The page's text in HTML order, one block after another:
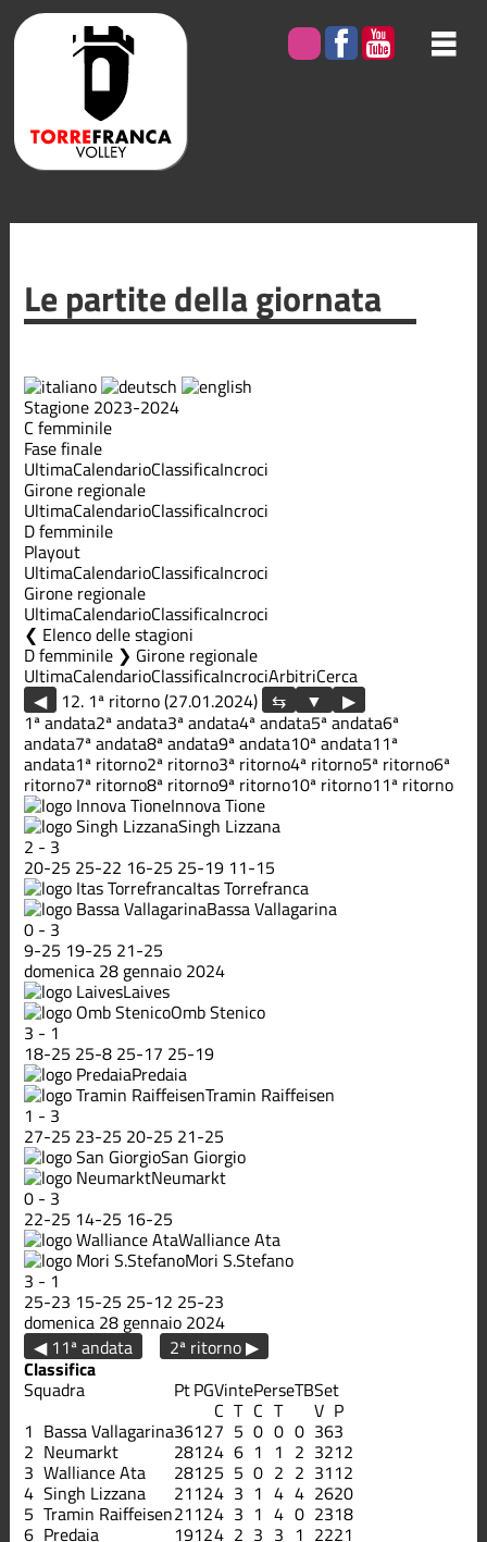
Le partite della giornata
Stagione 2023-2024
C femminile
Fase finale
UltimaCalendarioClassificaIncroci
Girone regionale
UltimaCalendarioClassificaIncroci
D femminile
Playout
UltimaCalendarioClassificaIncroci
Girone regionale
UltimaCalendarioClassificaIncroci
Elenco delle stagioni
D femminile ❯ Girone regionale
UltimaCalendarioClassificaIncrociArbitriCerca
◀
12. 1ª ritorno (27.01.2024)
▶
1ª andata2ª andata3ª andata4ª andata5ª andata6ª
andata7ª andata8ª andata9ª andata10ª andata11ª
andata1ª ritorno2ª ritorno3ª ritorno4ª ritorno5ª ritorno6ª
ritorno7ª ritorno8ª ritorno9ª ritorno10ª ritorno11ª ritorno
Innova Tione
Singh Lizzana
2 - 3
20-25 25-22 16-25 25-19 11-15
Itas Torrefranca
Bassa Vallagarina
0 - 3
9-25 19-25 21-25
domenica 28 gennaio 2024
Laives
Omb Stenico
3 - 1
18-25 25-8 25-17 25-19
Predaia
Tramin Raiffeisen
1 - 3
27-25 23-25 20-25 21-25
San Giorgio
Neumarkt
0 - 3
22-25 14-25 16-25
Walliance Ata
Mori S.Stefano
3 - 1
25-23 15-25 25-12 25-23
domenica 28 gennaio 2024
◀ 11ª andata
2ª ritorno ▶
Classifica
Squadra PtPGVintePerseTBSet
C T C T V P
1 Bassa Vallagarina36127 5 0 0 0 363
2 Neumarkt 28124 6 1 1 2 3212
3 Walliance Ata 28125 5 0 2 2 3112
4 Singh Lizzana 21124 3 1 4 4 2620
5 Tramin Raiffeisen21124 3 1 4 0 2318
6 Predaia 19124 2 3 3 1 2221